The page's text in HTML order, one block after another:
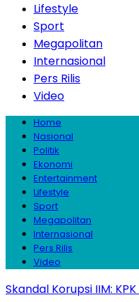
Lifestyle
Sport
Megapolitan
Internasional
Pers Rilis
Video
Home
Nasional
Politik
Ekonomi
Entertainment
Lifestyle
Sport
Megapolitan
Internasional
Pers Rilis
Video
Skandal Korupsi IIM: